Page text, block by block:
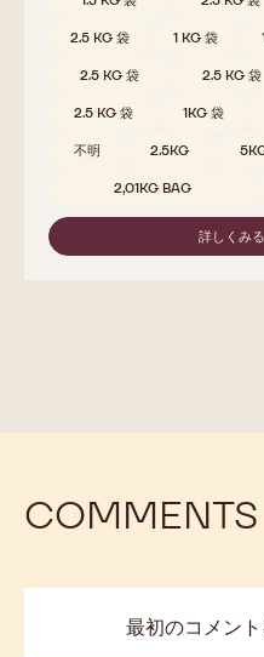
2.5 KG 袋 1 KG 袋
2.5 KG 袋 2.5 KG 袋
2.5 KG 袋 1KG 袋
不明 2.5KG
2,01KG BAG
詳しくみる
-
COMMENTS
最初のコメン